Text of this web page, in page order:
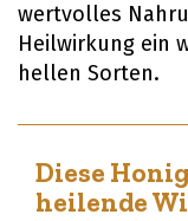
wertvolles
Heilwirkung ein
hellen Sorten.
Diese
heilende